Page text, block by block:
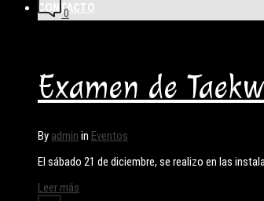
CONTACTO
0
Examen de
By admin in Eventos
El sábado 21 de diciembre, se realizo en las
Leer más